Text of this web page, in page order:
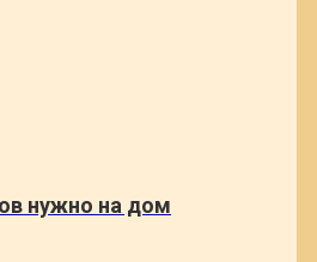
нужно на дом